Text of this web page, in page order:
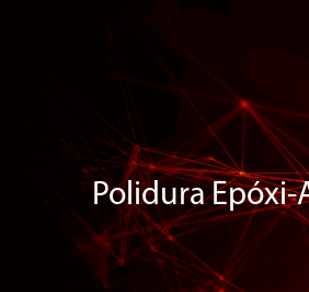
Polidura Epóxi-